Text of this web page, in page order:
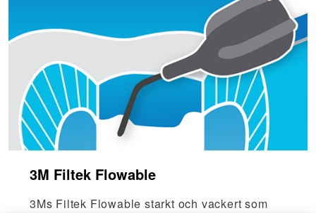
3M Filtek Flowable
3Ms Filtek Flowable starkt och vackert som